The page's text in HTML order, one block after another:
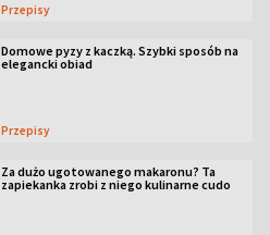
Przepisy
Domowe pyzy z kaczką. Szybki sposób na
elegancki obiad
Przepisy
Za dużo ugotowanego makaronu? Ta
zapiekanka zrobi z niego kulinarne cudo